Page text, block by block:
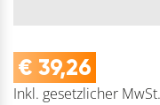
€ 39,26
Inkl. gesetzlicher MwSt.